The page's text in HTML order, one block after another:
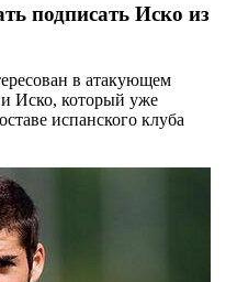
подписать Иско из
в атакующем
Иско, который уже
испанского клуба